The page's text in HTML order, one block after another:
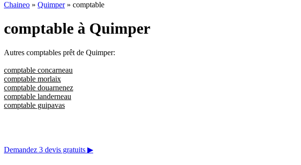
Chaineo » Quimper» comptable
comptable à Quimper
Autres comptables prêt de Quimper:
comptable concarneau
comptable morlaix
comptable douarnenez
comptable landerneau
comptable guipavas
Demandez 3 devis gratuits ▶